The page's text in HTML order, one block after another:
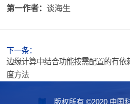
第一作者：谈海生
下一条：
边缘计算中结合功能按需配置的有依
度方法
版权所有 ©2020 中国